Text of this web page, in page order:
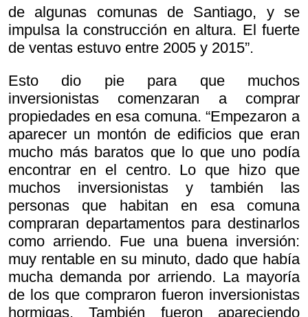
de algunas comunas de Santiago, y se
impulsa la construcción en altura. El fuerte
de ventas estuvo entre 2005 y 2015”.
Esto dio pie para que muchos
inversionistas comenzaran a comprar
propiedades en esa comuna. “Empezaron a
aparecer un montón de edificios que eran
mucho más baratos que lo que uno podía
encontrar en el centro. Lo que hizo que
muchos inversionistas y también las
personas que habitan en esa comuna
compraran departamentos para destinarlos
como arriendo. Fue una buena inversión:
muy rentable en su minuto, dado que había
mucha demanda por arriendo. La mayoría
de los que compraron fueron inversionistas
hormigas. También fueron apareciendo